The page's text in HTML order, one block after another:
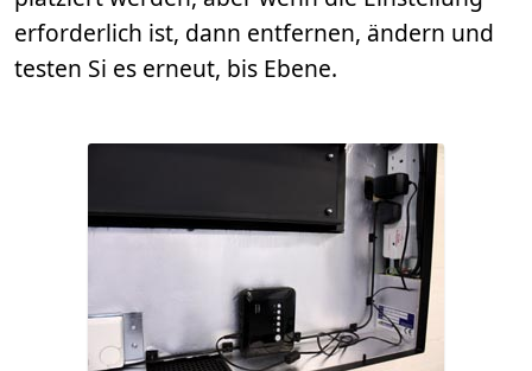
erforderlich ist, dann entfernen, ändern und
testen Si es erneut, bis Ebene.